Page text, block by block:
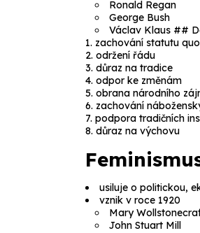
Ronald Regan
George Bush
Václav Klaus ##
zachování statutu quo
održení řádu
důraz na tradice
odpor ke změnám
obrana národního
zachování
podpora tradičních
důraz na výchovu
usiluje o politickou,
vznik v roce 1920
Mary
John Stuart Mill